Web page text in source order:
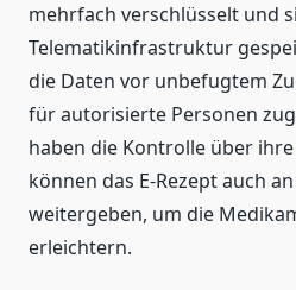
mehrfach verschlüsselt und
Telematikinfrastruktur
die Daten vor unbefugtem
für autorisierte Personen
haben die Kontrolle über
können das E-Rezept auch
weitergeben, um die
erleichtern.